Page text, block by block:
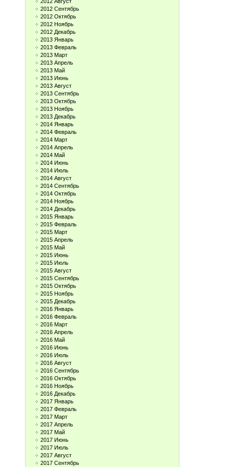
2012 Сентябрь
2012 Октябрь
2012 Ноябрь
2012 Декабрь
2013 Январь
2013 Февраль
2013 Март
2013 Апрель
2013 Май
2013 Июнь
2013 Август
2013 Сентябрь
2013 Октябрь
2013 Ноябрь
2013 Декабрь
2014 Январь
2014 Февраль
2014 Март
2014 Апрель
2014 Май
2014 Июнь
2014 Июль
2014 Август
2014 Сентябрь
2014 Октябрь
2014 Ноябрь
2014 Декабрь
2015 Январь
2015 Февраль
2015 Март
2015 Апрель
2015 Май
2015 Июнь
2015 Июль
2015 Август
2015 Сентябрь
2015 Октябрь
2015 Ноябрь
2015 Декабрь
2016 Январь
2016 Февраль
2016 Март
2016 Апрель
2016 Май
2016 Июнь
2016 Июль
2016 Август
2016 Сентябрь
2016 Октябрь
2016 Ноябрь
2016 Декабрь
2017 Январь
2017 Февраль
2017 Март
2017 Апрель
2017 Май
2017 Июнь
2017 Июль
2017 Август
2017 Сентябрь